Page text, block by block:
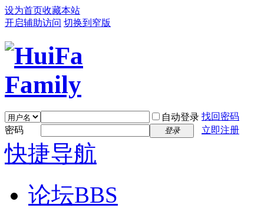
设为首页收藏本站
开启辅助访问 切换到窄版
自动登录 找回密码
密码
登录 立即注册
快捷导航
论坛BBS